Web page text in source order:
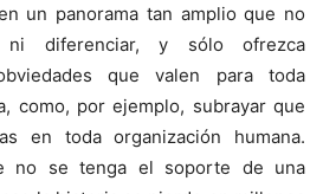
un panorama tan amplio que no
diferenciar, y sólo ofrezca
que valen para toda
como, por ejemplo, subrayar que
en toda organización humana.
no se tenga el soporte de una